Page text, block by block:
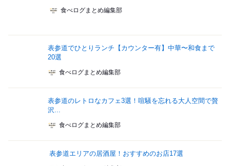
食べログまとめ編集部
表参道でひとりランチ【カウンター有】中華〜和食まで
20選
食べログまとめ編集部
表参道のレトロなカフェ3選！喧騒を忘れる大人空間で贅
沢...
食べログまとめ編集部
表参道エリアの居酒屋！おすすめのお店17選